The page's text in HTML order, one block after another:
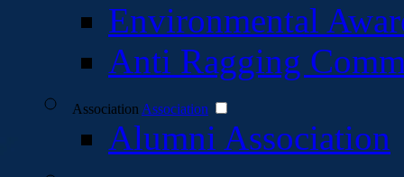
Environmental
Anti Ragging
Association Association
Alumni Association